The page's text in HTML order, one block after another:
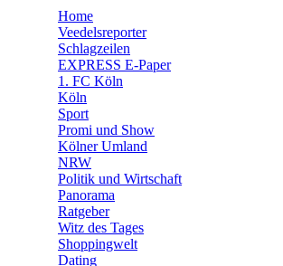
Home
Veedelsreporter
Schlagzeilen
EXPRESS E-Paper
1. FC Köln
Köln
Sport
Promi und Show
Kölner Umland
NRW
Politik und Wirtschaft
Panorama
Ratgeber
Witz des Tages
Shoppingwelt
Dating